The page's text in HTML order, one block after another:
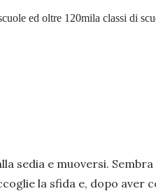
ed oltre 120mila classi di
sedia e muoversi.
la sfida e, dopo aver